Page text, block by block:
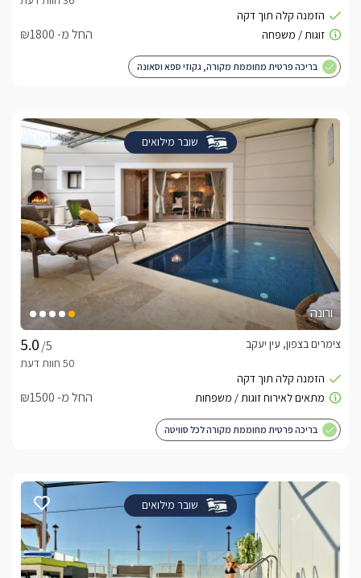
החל מ- ₪1800
בריכה פרטית מחוממת מקורה, גקוזי ספא וסאונה
שובר מילואים
ורונה
/5
צימרים בצפון, עין יעקב
החל מ- ₪1500
בריכה פרטית מחוממת מקורה לכל סוויטה
שובר מילואים